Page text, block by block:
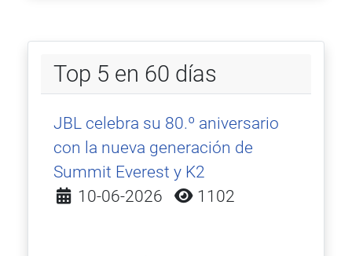
Top 5 en 60 días
JBL celebra su 80.º aniversario
con la nueva generación de
Summit Everest y K2
Detalles
10-06-2026 1102